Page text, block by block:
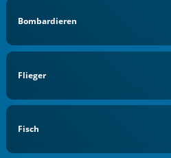
Bombardieren
Flieger
Fisch